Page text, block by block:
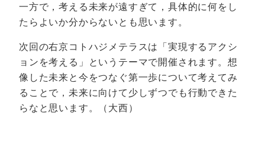
一方で，考える未来が遠すぎて，具体的に何をし
たらよいか分からないとも思います。
次回の右京コトハジメテラスは「実現するアクシ
ョンを考える」というテーマで開催されます。想
像した未来と今をつなぐ第一歩について考えてみ
ることで，未来に向けて少しずつでも行動できた
らなと思います。（大西）